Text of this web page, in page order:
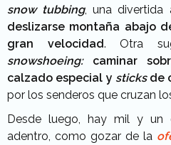
snow tubbing, una divertida
deslizarse montaña abajo
gran velocidad. Otra
snowshoeing:caminar
calzado especial y sticks de
por los senderos que cruzan
Desde luego, hay mil y un
adentro, como gozar de la